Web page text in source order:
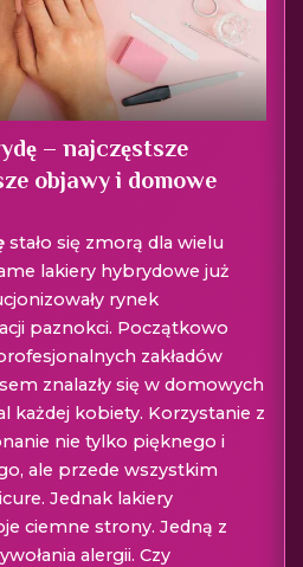
– najczęstsze
objawy i domowe
stało się zmorą dla wielu
lakiery hybrydowe już
rynek
paznokci. Początkowo
zakładów
znalazły się w domowych
każdej kobiety. Korzystanie z
nie tylko pięknego i
ale przede wszystkim
Jednak lakiery
ciemne strony. Jedną z
alergii. Czy